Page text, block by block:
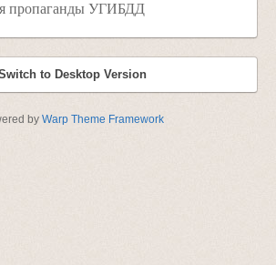
пропаганды УГИБДД
to Desktop Version
by Warp Theme Framework